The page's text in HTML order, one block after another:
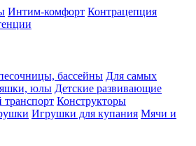
Интим-комфорт Контрацепция
бассейны Для самых
юлы Детские развивающие
транспорт Конструкторы
Игрушки для купания Мячи и